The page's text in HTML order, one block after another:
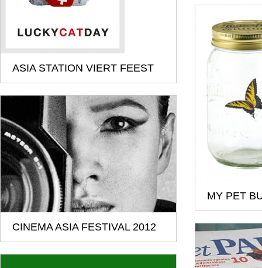
ASIA STATION VIERT FEEST
MY PET
CINEMA ASIA FESTIVAL 2012